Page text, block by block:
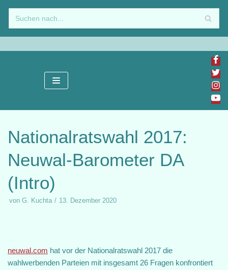
Zum
Inhalt
springen
Nationalratswahl 2017:
Neuwal-Barometer DA
(Intro)
von G. Kuchta 13. Dezember 2020
neuwal.com hat vor der Nationalratswahl 2017 die
wahlwerbenden Parteien mit insgesamt 26 Fragen konfrontiert